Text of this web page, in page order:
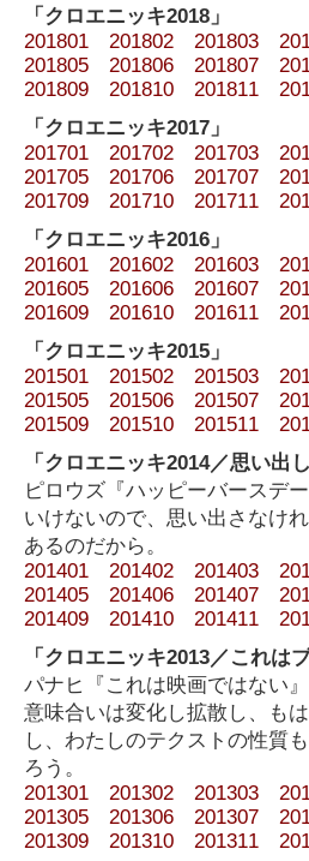
「クロエニッキ2018」
201801
201802 201803
201805
201806 201807
201809
201810 201811
「クロエニッキ2017」
201701
201702 201703
201705
201706 201707
201709
201710 201711
「クロエニッキ2016」
201601
201602 201603
201605
201606 201607
201609
201610 201611
「クロエニッキ2015」
201501
201502 201503
201505
201506 201507
201509
201510 201511
「クロエニッキ2014／思い出
ピロウズ『ハッピーバースデ
いけないので、思い出さなけ
あるのだから。
201401
201402 201403
201405
201406 201407
201409
201410 201411
「クロエニッキ2013／これは
パナヒ『これは映画ではない
意味合いは変化し拡散し、も
し、わたしのテクストの性質
ろう。
201301
201302 201303
201305
201306 201307
201309
201310 201311